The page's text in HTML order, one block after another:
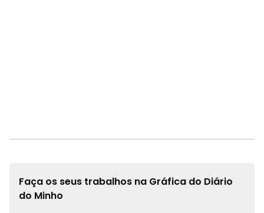
Faça os seus trabalhos na Gráfica do Diário
do Minho